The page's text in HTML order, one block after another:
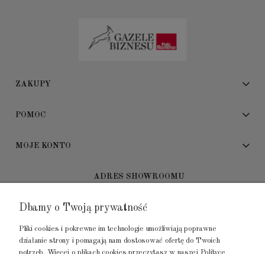
ZAKUPY
POMOC
MOJE KONTO
ADRES SHOWROOMU
GALERIA METROPOLIA
ul. Jana Kilińskiego 4
80-452 Gdańsk
Dbamy o Twoją prywatność
Pliki cookies i pokrewne im technologie umożliwiają poprawne
działanie strony i pomagają nam dostosować ofertę do Twoich